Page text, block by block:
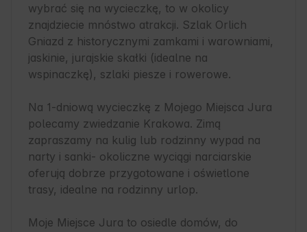
wybrać się na wycieczkę, to w okolicy
znajdziecie mnóstwo atrakcji. Szlak Orlich
Gniazd z historycznymi zamkami i warowniami,
jaskinie, jurajskie skałki (idealne na
wspinaczkę), szlaki piesze i rowerowe.
Na 1-dniową wycieczkę z Mojego Miejsca Jura
polecamy zwiedzanie Krakowa. Zimą
zapraszamy na kulig lub rodzinny wypad na
narty i sanki- okoliczne wyciągi narciarskie
oferują dobrze przygotowane i oświetlone
trasy, idealne na rodzinny urlop.
Moje Miejsce Jura to osiedle domów, do